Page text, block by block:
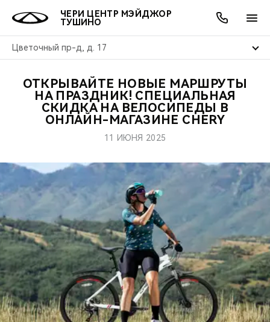
ЧЕРИ ЦЕНТР МЭЙДЖОР
ТУШИНО
Цветочный пр-д, д. 17
МОДЕЛИ
ВСЕ МОДЕЛИ
СЕДАНЫ
НОВИНКИ
ПОКУПАТЕЛЯМ
ВЫБОР И ПОКУПКА
ВЛАДЕЛЬЦАМ
CHERY CONNECT
МИР CHERY
АКСЕССУАРЫ
ЛЮДИ CHERY
БЛАГОТВОРИТЕЛЬНОСТЬ
CHERY REMOTE
CHERY И СПОРТ
АКЦИИ
ВЫГОДЫ И АКЦИИ
ОНЛАЙН СЕРВИСЫ
ВЫБОР И ПОКУПКА
О КОМПАНИИ
ОТКРЫВАЙТЕ НОВЫЕ МАРШРУТЫ
НА ПРАЗДНИК! СПЕЦИАЛЬНАЯ
СКИДКА НА ВЕЛОСИПЕДЫ В
ОНЛАЙН-МАГАЗИНЕ CHERY
11 ИЮНЯ 2025